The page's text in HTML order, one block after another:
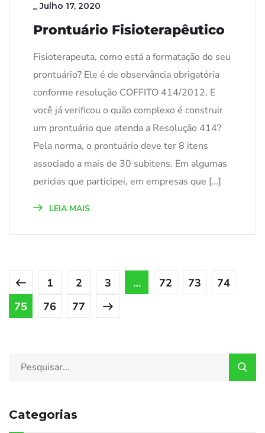
_Julho 17, 2020
Prontuário Fisioterapêutico
Fisioterapeuta, como está a formatação do seu
prontuário? Ele é de observância obrigatória
conforme resolução COFFITO 414/2012. E
você já verificou o quão complexo é construir
um prontuário que atenda a Resolução 414?
Pela norma, o prontuário deve ter 8 itens
associado a mais de 30 subitens. Em algumas
pericias que participei, em empresas que […]
LEIA MAIS
1 2 3 … 72 73
74
75
76 77
Categorias